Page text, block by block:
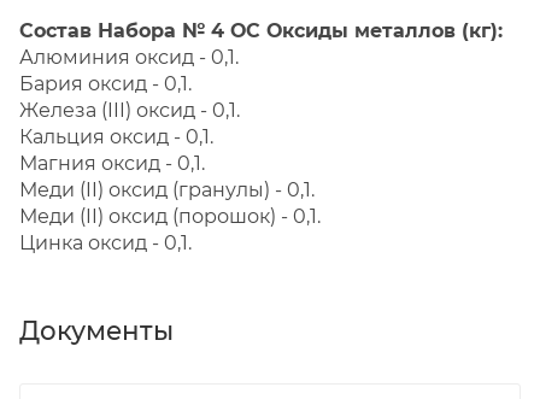
Состав Набора № 4 ОС Оксиды металлов (кг):
Алюминия оксид - 0,1.
Бария оксид - 0,1.
Железа (III) оксид - 0,1.
Кальция оксид - 0,1.
Магния оксид - 0,1.
Меди (II) оксид (гранулы) - 0,1.
Меди (II) оксид (порошок) - 0,1.
Цинка оксид - 0,1.
Документы